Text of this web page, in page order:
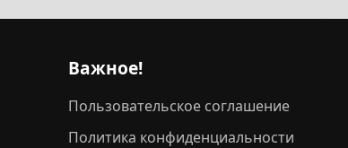
Важное!
Пользовательское соглашение
Политика конфиденциальности